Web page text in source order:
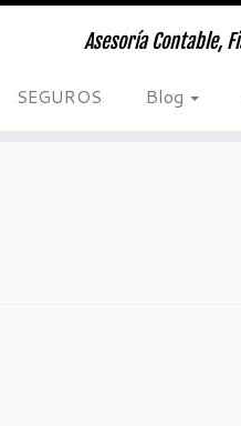
Asesoría Contable,
SEGUROS Blog